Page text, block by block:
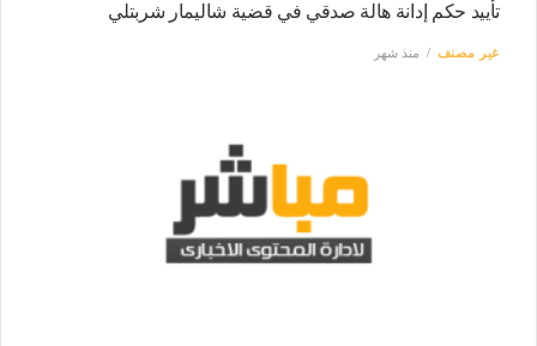
تأييد حكم إدانة هالة صدقي في قضية شاليمار شربتلي
غير مصنف منذ شهر